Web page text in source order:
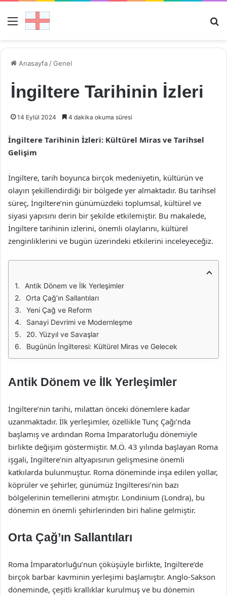
Menü
Anasayfa /Genel
İngiltere Tarihinin İzleri
14 Eylül 2024 4 dakika okuma süresi
İngiltere Tarihinin İzleri: Kültürel Miras ve Tarihsel
Gelişim
İngiltere, tarih boyunca birçok medeniyetin, kültürün ve
olayın şekillendirdiği bir bölgede yer almaktadır. Bu tarihsel
süreç, İngiltere’nin günümüzdeki toplumsal, kültürel ve
siyasi yapısını derin bir şekilde etkilemiştir. Bu makalede,
İngiltere tarihinin izlerini, önemli olaylarını, kültürel
zenginliklerini ve bugün üzerindeki etkilerini inceleyeceğiz.
Antik Dönem ve İlk Yerleşimler
Orta Çağ’ın Sallantıları
Yeni Çağ ve Reform
Sanayi Devrimi ve Modernleşme
20. Yüzyıl ve Savaşlar
Bugünün İngilteresi: Kültürel Miras ve Gelecek
Antik Dönem ve İlk Yerleşimler
İngiltere’nin tarihi, milattan önceki dönemlere kadar
uzanmaktadır. İlk yerleşimler, özellikle Tunç Çağı’nda
başlamış ve ardından Roma İmparatorluğu dönemiyle
birlikte değişim göstermiştir. M.Ö. 43 yılında başlayan Roma
işgali, İngiltere’nin altyapısının gelişmesine önemli
katkılarda bulunmuştur. Roma döneminde inşa edilen yollar,
köprüler ve şehirler, günümüz İngilteresi’nin bazı
bölgelerinin temellerini atmıştır. Londinium (Londra), bu
dönemin en önemli şehirlerinden biri haline gelmiştir.
Orta Çağ’ın Sallantıları
Roma İmparatorluğu’nun çöküşüyle birlikte, İngiltere’de
birçok barbar kavminin yerleşimi başlamıştır. Anglo-Sakson
döneminde, çeşitli krallıklar kurulmuş ve bu dönemin